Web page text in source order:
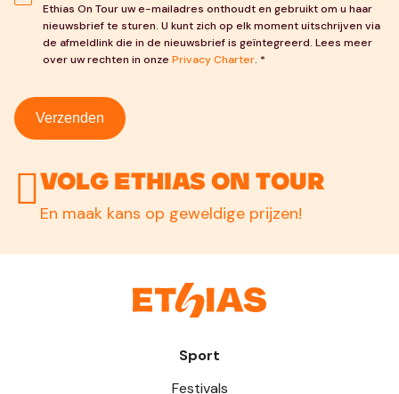
Ethias On Tour uw e-mailadres onthoudt en gebruikt om u haar
nieuwsbrief te sturen. U kunt zich op elk moment uitschrijven via
de afmeldlink die in de nieuwsbrief is geïntegreerd. Lees meer
over uw rechten in onze Privacy Charter. *
Verzenden
Volg Ethias On Tour
En maak kans op geweldige prijzen!
Sport
Festivals